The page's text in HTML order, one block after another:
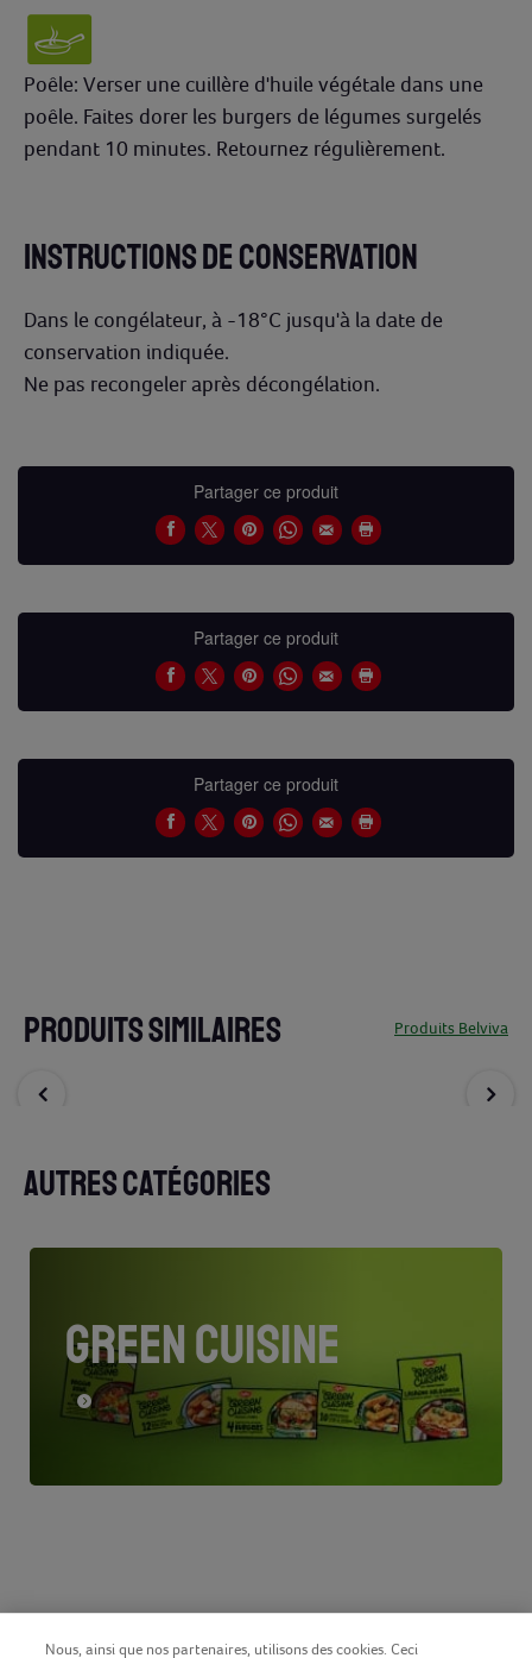
Poêle: Verser une cuillère d'huile végétale dans une
poêle. Faites dorer les burgers de légumes surgelés
pendant 10 minutes. Retournez régulièrement.
INSTRUCTIONS DE CONSERVATION
Dans le congélateur, à -18°C jusqu'à la date de
conservation indiquée.
Ne pas recongeler après décongélation.
Partager ce produit
Partager ce produit
Partager ce produit
PRODUITS SIMILAIRES Produits Belviva
AUTRES CATÉGORIES
GREEN CUISINE
Nous, ainsi que nos partenaires, utilisons des cookies. Ceci